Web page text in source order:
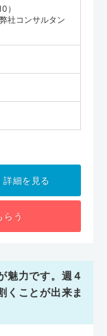
）
社コンサルタン
詳細を見る
らう
魅力です。週４
くことが出来ま